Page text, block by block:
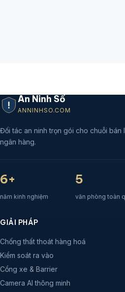
An Ninh Số
ANNINHSO.COM
Đối tác an ninh trọn gói cho chuỗi bán
ngân hàng.
6+
năm kinh nghiệm
5
văn phòng toàn
GIẢI PHÁP
Chống thất thoát hàng hoá
Kiểm soát ra vào
Cổng xe & Barrier
Camera AI thông minh